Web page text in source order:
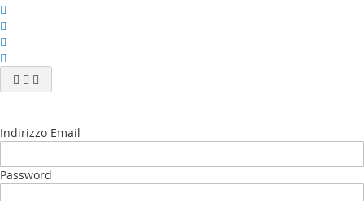
Indirizzo Email
Password